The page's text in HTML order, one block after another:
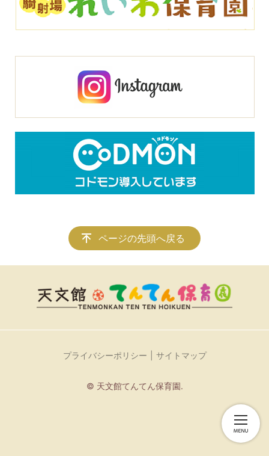
ページの先頭へ戻る
プライバシーポリシー サイトマップ
© 天文館てんてん保育園.